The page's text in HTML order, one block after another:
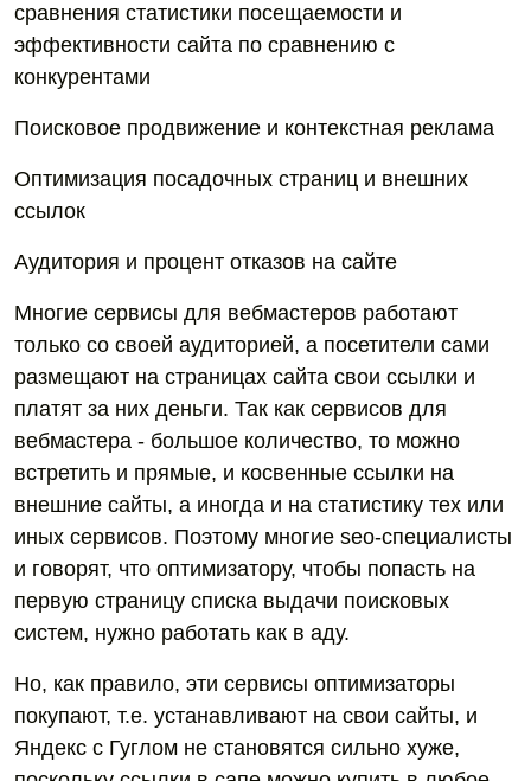
сравнения статистики посещаемости и
эффективности сайта по сравнению с
конкурентами
Поисковое продвижение и контекстная реклама
Оптимизация посадочных страниц и внешних
ссылок
Аудитория и процент отказов на сайте
Многие сервисы для вебмастеров работают
только со своей аудиторией, а посетители сами
размещают на страницах сайта свои ссылки и
платят за них деньги. Так как сервисов для
вебмастера - большое количество, то можно
встретить и прямые, и косвенные ссылки на
внешние сайты, а иногда и на статистику тех или
иных сервисов. Поэтому многие seo-специалисты
и говорят, что оптимизатору, чтобы попасть на
первую страницу списка выдачи поисковых
систем, нужно работать как в аду.
Но, как правило, эти сервисы оптимизаторы
покупают, т.е. устанавливают на свои сайты, и
Яндекс с Гуглом не становятся сильно хуже,